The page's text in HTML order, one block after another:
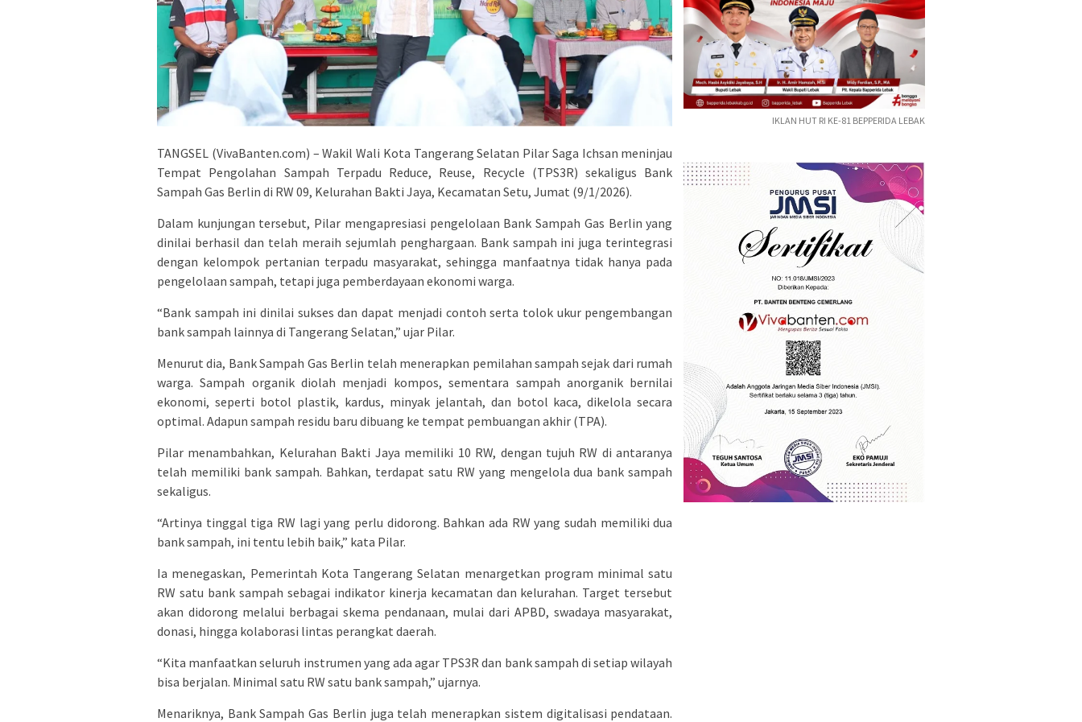
TANGSEL (VivaBanten.com) – Wakil Wali Kota Tangerang Selatan Pilar Saga Ichsan meninjau
Tempat Pengolahan Sampah Terpadu Reduce, Reuse, Recycle (TPS3R) sekaligus Bank
Sampah Gas Berlin di RW 09, Kelurahan Bakti Jaya, Kecamatan Setu, Jumat (9/1/2026).
Dalam kunjungan tersebut, Pilar mengapresiasi pengelolaan Bank Sampah Gas Berlin yang
dinilai berhasil dan telah meraih sejumlah penghargaan. Bank sampah ini juga terintegrasi
dengan kelompok pertanian terpadu masyarakat, sehingga manfaatnya tidak hanya pada
pengelolaan sampah, tetapi juga pemberdayaan ekonomi warga.
“Bank sampah ini dinilai sukses dan dapat menjadi contoh serta tolok ukur pengembangan
bank sampah lainnya di Tangerang Selatan,” ujar Pilar.
Menurut dia, Bank Sampah Gas Berlin telah menerapkan pemilahan sampah sejak dari rumah
warga. Sampah organik diolah menjadi kompos, sementara sampah anorganik bernilai
ekonomi, seperti botol plastik, kardus, minyak jelantah, dan botol kaca, dikelola secara
optimal. Adapun sampah residu baru dibuang ke tempat pembuangan akhir (TPA).
Pilar menambahkan, Kelurahan Bakti Jaya memiliki 10 RW, dengan tujuh RW di antaranya
telah memiliki bank sampah. Bahkan, terdapat satu RW yang mengelola dua bank sampah
sekaligus.
“Artinya tinggal tiga RW lagi yang perlu didorong. Bahkan ada RW yang sudah memiliki dua
bank sampah, ini tentu lebih baik,” kata Pilar.
Ia menegaskan, Pemerintah Kota Tangerang Selatan menargetkan program minimal satu
RW satu bank sampah sebagai indikator kinerja kecamatan dan kelurahan. Target tersebut
akan didorong melalui berbagai skema pendanaan, mulai dari APBD, swadaya masyarakat,
donasi, hingga kolaborasi lintas perangkat daerah.
“Kita manfaatkan seluruh instrumen yang ada agar TPS3R dan bank sampah di setiap wilayah
bisa berjalan. Minimal satu RW satu bank sampah,” ujarnya.
Menariknya, Bank Sampah Gas Berlin juga telah menerapkan sistem digitalisasi pendataan.
IKLAN HUT RI KE-81 BEPPERIDA LEBAK